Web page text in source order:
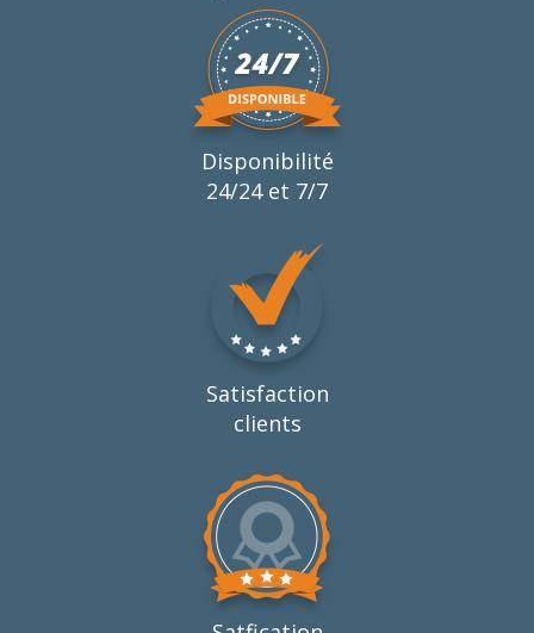
Disponibilité
24/24 et 7/7
Satisfaction
clients